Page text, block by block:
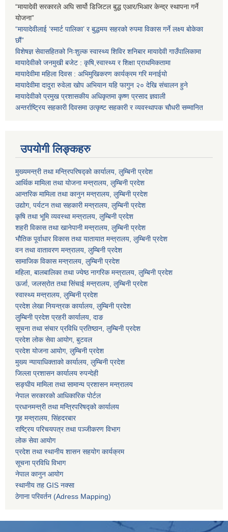
“मायादेवी सरकारले अघि सार्यो डिजिटल बुद्ध एआर/भिआर केन्द्र स्थापना गर्ने
योजना”
“मायादेवीलाई ‘स्मार्ट पालिका’ र बुद्धमय सहरको रुपमा विकास गर्ने लक्ष्य बोकेका
छौं”
विशेषज्ञ सेवासहितको निःशुल्क स्वास्थ्य शिविर शनिबार मायादेवी गाउँपालिकामा
मायादेवीको जनमुखी बजेट : कृषि,स्वास्थ्य र शिक्षा प्राथमिकतामा
मायादेवीमा महिला दिवस : अभिमुखिकरण कार्यक्रम गरि मनाईयो
मायादेवीमा दादुरा रुवेला खोप अभियान यहि फागुन २० देखि संचालन हुने
मायादेवीको प्रमुख प्रशासकीय अधिकृतमा कृष्ण प्रसाद ज्ञवाली
अन्तर्राष्ट्रिय सहकारी दिवसमा उत्कृष्ट सहकारी र व्यवस्थापक चौधरी सम्मानित
उपयोगी लिङ्कहरु
मुख्यमन्त्री तथा मन्त्रिपरिषद्को कार्यालय, लुम्बिनी प्रदेश
आर्थिक मामिला तथा योजना मन्त्रालय, लुम्बिनी प्रदेश
आन्तरिक मामिला तथा कानुन मन्त्रालय, लुम्बिनी प्रदेश
उद्योग, पर्यटन तथा सहकारी मन्त्रालय, लुम्बिनी प्रदेश
कृषि तथा भूमि व्यवस्था मन्त्रालय, लुम्बिनी प्रदेश
शहरी विकास तथा खानेपानी मन्त्रालय, लुम्बिनी प्रदेश
भौतिक पूर्वाधार विकास तथा यातायात मन्त्रालय, लुम्बिनी प्रदेश
वन तथा वातावरण मन्त्रालय, लुम्बिनी प्रदेश
सामाजिक विकास मन्त्रालय, लुम्बिनी प्रदेश
महिला, बालबालिका तथा ज्येष्ठ नागरिक मन्त्रालय, लुम्बिनी प्रदेश
ऊर्जा, जलस्रोत तथा सिंचाई मन्त्रालय, लुम्बिनी प्रदेश
स्वास्थ्य मन्त्रालय, लुम्बिनी प्रदेश
प्रदेश लेखा नियन्त्रक कार्यालय, लुम्बिनी प्रदेश
लुम्बिनी प्रदेश प्रहरी कार्यालय, दाङ
सूचना तथा संचार प्रविधि प्रतिष्ठान, लुम्बिनी प्रदेश
प्रदेश लोक सेवा आयोग, बुटवल
प्रदेश योजना आयोग, लुम्बिनी प्रदेश
मुख्य न्यायाधिक्ताको कार्यालय, लुम्बिनी प्रदेश
जिल्ला प्रशासन कार्यालय रुपन्देही
सङ्घीय मामिला तथा सामान्य प्रशासन मन्त्रालय
नेपाल सरकारको आधिकारिक पोर्टल
प्रधानमन्त्री तथा मन्त्रिपरिषद्को कार्यालय
गृह मन्त्रालय, सिंहदरबार
राष्ट्रिय परिचयपत्र तथा पञ्जीकरण विभाग
लोक सेवा आयोग
प्रदेश तथा स्थानीय शासन सहयोग कार्यक्रम
सूचना प्रविधि विभाग
नेपाल कानुन आयोग
स्थानीय तह GIS नक्सा
ठेगाना परिवर्तन (Adress Mapping)